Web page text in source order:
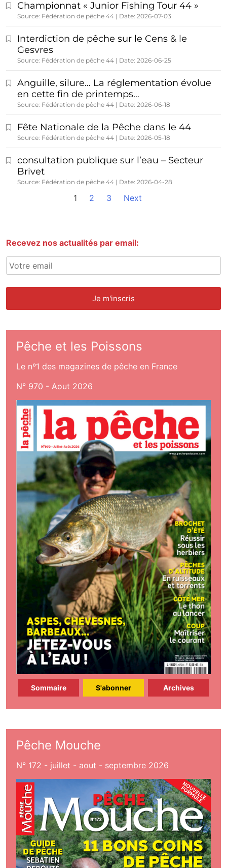
Championnat « Junior Fishing Tour 44 »
Source: Fédération de pêche 44 Date: 2026-07-03
Interdiction de pêche sur le Cens & le
Gesvres
Source: Fédération de pêche 44 Date: 2026-06-25
Anguille, silure… La réglementation évolue
en cette fin de printemps…
Source: Fédération de pêche 44 Date: 2026-06-18
Fête Nationale de la Pêche dans le 44
Source: Fédération de pêche 44 Date: 2026-05-18
consultation publique sur l’eau – Secteur
Brivet
Source: Fédération de pêche 44 Date: 2026-04-28
1 2 3 Next
Recevez nos actualités par email:
Pêche et les Poissons
Le nº1 des magazines de pêche en France
N° 970 - Aout 2026
Sommaire S'abonner Archives
Pêche Mouche
N° 172 - juillet - aout - septembre 2026